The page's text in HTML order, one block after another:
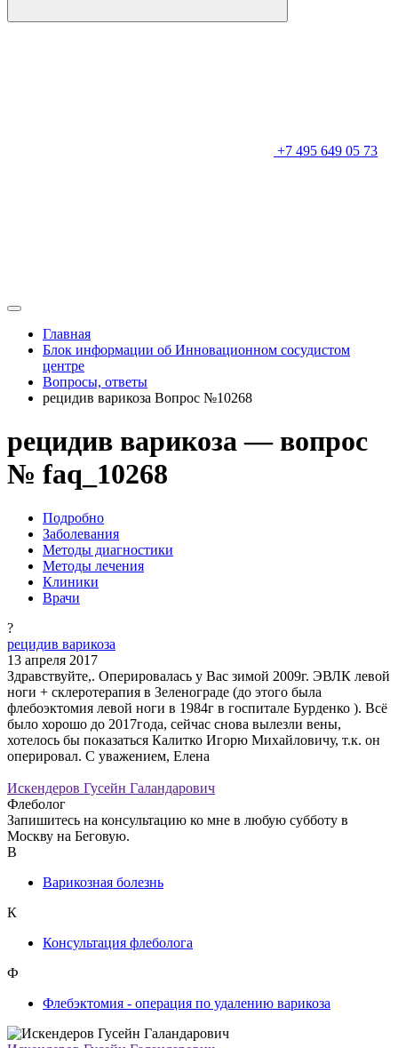
+7 495 649 05 73
Главная
Блок информации об Инновационном сосудистом
центре
Вопросы, ответы
рецидив варикоза Вопрос №10268
рецидив варикоза — вопрос
№ faq_10268
Подробно
Заболевания
Методы диагностики
Методы лечения
Клиники
Врачи
?
рецидив варикоза
13 апреля 2017
Здравствуйте,. Оперировалась у Вас зимой 2009г. ЭВЛК левой
ноги + склеротерапия в Зеленограде (до этого была
флебоэктомия левой ноги в 1984г в госпитале Бурденко ). Всё
было хорошо до 2017года, сейчас снова вылезли вены,
хотелось бы показаться Калитко Игорю Михайловичу, т.к. он
оперировал. С уважением, Елена
Искендеров Гусейн Галандарович
Флеболог
Запишитесь на консультацию ко мне в любую субботу в
Москву на Беговую.
В
Варикозная болезнь
К
Консультация флеболога
Ф
Флебэктомия - операция по удалению варикоза